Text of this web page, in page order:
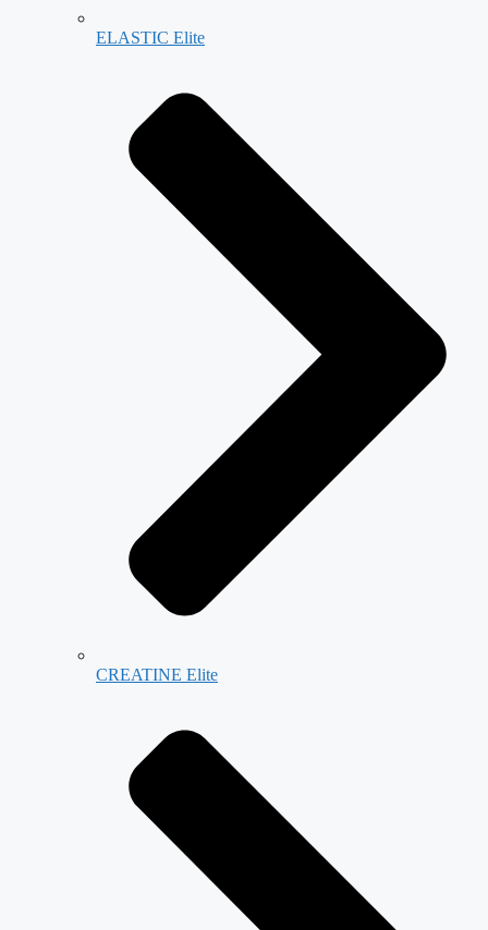
ELASTIC Elite
CREATINE Elite